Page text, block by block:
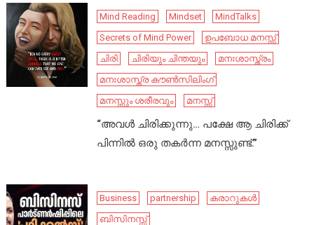
Mind Reading Mindset
MindTalks
Secrets of Mind Power
ഉപബോധ മനസ്സ്
ചിരി
ചിരിയും ചിന്തയും
മനഃശാസ്ത്രം
മനഃശാസ്ത്ര കൗൺസിലിംഗ്
മനസ്സും ശരീരവും
മനസ്സ്
“അവൾ ചിരിക്കുന്നു… പക്ഷേ ആ ചിരിക്ക്
പിന്നിൽ ഒരു തകർന്ന മനസ്സുണ്ട്.”
Business partnership
കരാറുകൾ
ബിസിനസ്സ്